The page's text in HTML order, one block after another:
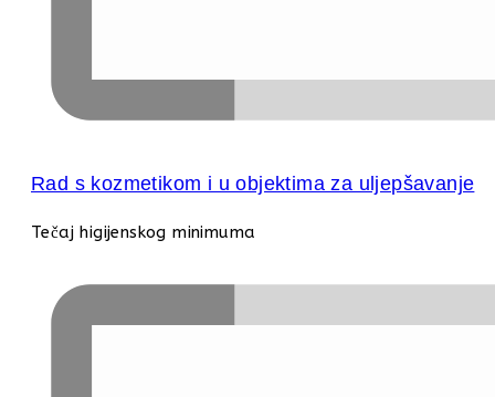
Rad s kozmetikom i u objektima za uljepšavanje
Tečaj higijenskog minimuma